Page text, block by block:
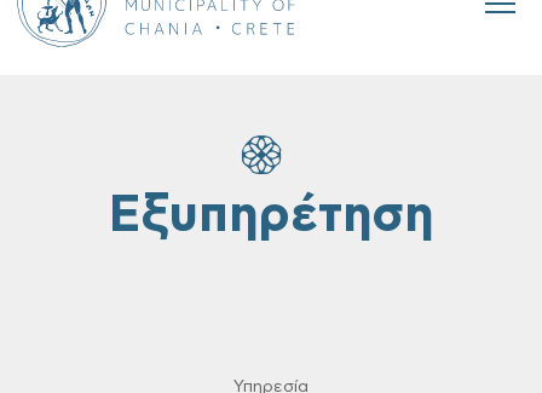
Εξυπηρέτηση
Υπηρεσία